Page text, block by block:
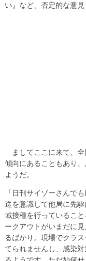
い』など、否定的な意見
ましてここに来て、全
傾向にあることもあり
ようだ。
「日刊サイゾーさんで
送を意識して他局に先
域接種を行っているこ
ークアウトがいまだに
るばかり。現場でクラ
てられませんし、感染